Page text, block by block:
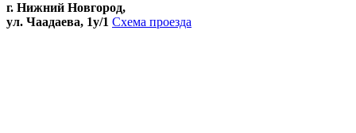
г. Нижний Новгород,
ул. Чаадаева, 1у/1 Схема проезда